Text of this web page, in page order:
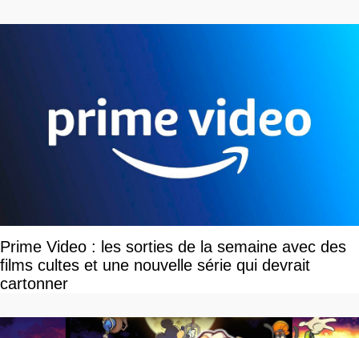
Prime Video : les sorties de la semaine avec des
films cultes et une nouvelle série qui devrait
cartonner